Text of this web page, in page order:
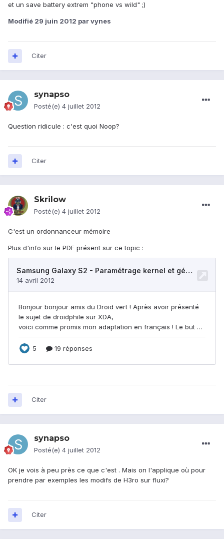
et un save battery extrem "phone vs wild" ;)
Modifié 29 juin 2012 par vynes
Citer
synapso
Posté(e) 4 juillet 2012
Question ridicule : c'est quoi Noop?
Citer
Skrilow
Posté(e) 4 juillet 2012
C'est un ordonnanceur mémoire
Plus d'info sur le PDF présent sur ce topic :
Citer
synapso
Posté(e) 4 juillet 2012
OK je vois à peu près ce que c'est . Mais on l'applique où pour
prendre par exemples les modifs de H3ro sur fluxi?
Citer